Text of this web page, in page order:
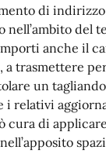
di
nell’ambito del
anche il
a trasmettere
un
i relativi
cura di